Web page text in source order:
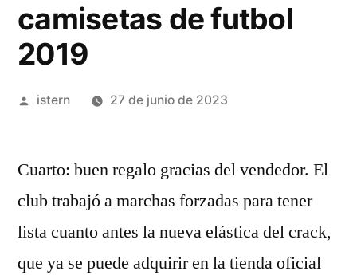
camisetas de futbol
2019
Publicado
istern 27 de junio de 2023
Cuarto: buen regalo gracias del vendedor. El
club trabajó a marchas forzadas para tener
lista cuanto antes la nueva elástica del crack,
que ya se puede adquirir en la tienda oficial